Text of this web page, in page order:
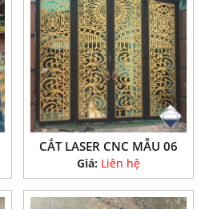
CẮT LASER CNC MẪU 06
Giá: Liên hệ